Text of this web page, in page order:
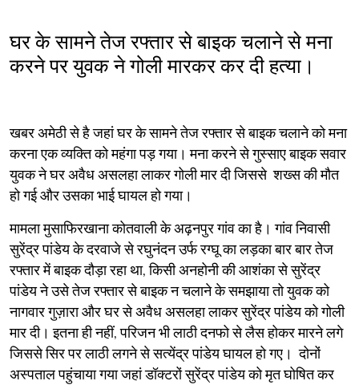
घर के सामने तेज रफ्तार से बाइक चलाने से मना
करने पर युवक ने गोली मारकर कर दी हत्या।
खबर अमेठी से है जहां घर के सामने तेज रफ्तार से बाइक चलाने को मना
करना एक व्यक्ति को महंगा पड़ गया। मना करने से गुस्साए बाइक सवार
युवक ने घर अवैध असलहा लाकर गोली मार दी जिससे शख्स की मौत
हो गई और उसका भाई घायल हो गया।
मामला मुसाफिरखाना कोतवाली के अढ़नपुर गांव का है। गांव निवासी
सुरेंद्र पांडेय के दरवाजे से रघुनंदन उर्फ रग्घू का लड़का बार बार तेज
रफ्तार में बाइक दौड़ा रहा था, किसी अनहोनी की आशंका से सुरेंद्र
पांडेय ने उसे तेज रफ्तार से बाइक न चलाने के समझाया तो युवक को
नागवार गुज़ारा और घर से अवैध असलहा लाकर सुरेंद्र पांडेय को गोली
मार दी। इतना ही नहीं, परिजन भी लाठी दनफो से लैस होकर मारने लगे
जिससे सिर पर लाठी लगने से सत्येंद्र पांडेय घायल हो गए। दोनों
अस्पताल पहुंचाया गया जहां डॉक्टरों सुरेंद्र पांडेय को मृत घोषित कर